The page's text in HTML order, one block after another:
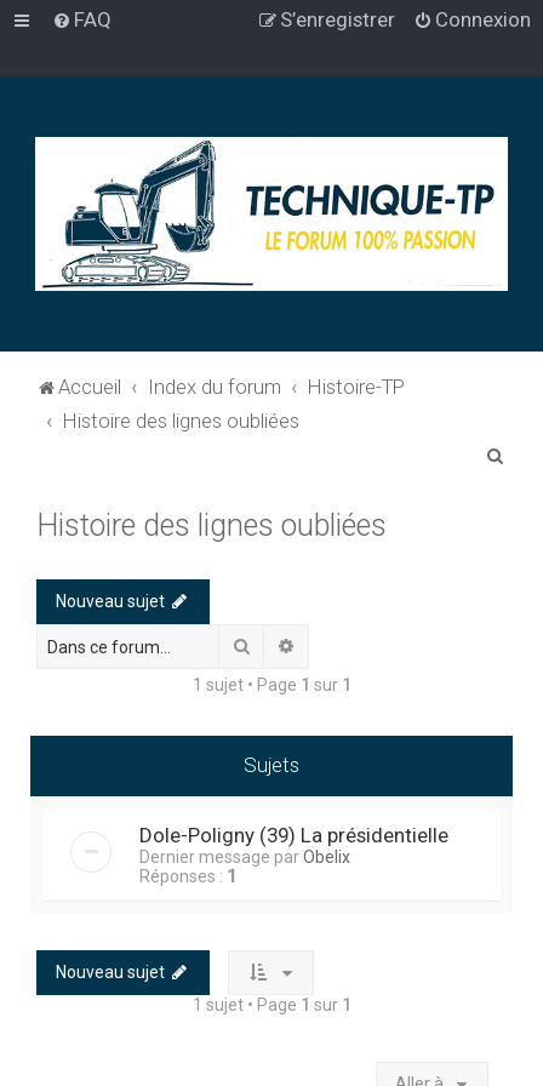
FAQ Connexion
S’enregistrer
Accueil Index du forum
Histoire-TP
Histoire des lignes oubliées
Histoire des lignes oubliées
Nouveau sujet
Rechercher
1 sujet • Page 1 sur 1
Sujets
Dole-Poligny (39) La présidentielle
Dernier message parObelix
Réponses : 1
Nouveau sujet
1 sujet • Page 1 sur 1